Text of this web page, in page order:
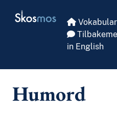
Skosmos Vokabular
in English
Humord